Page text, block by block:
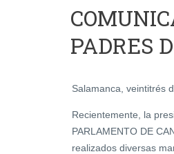
PADRES
Salamanca, veintitrés
Recientemente, la
PARLAMENTO DE
realizados diversas